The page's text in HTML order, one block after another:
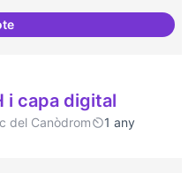
4 centres-lab internacionals
i capa digital
del Canòdrom
1 any